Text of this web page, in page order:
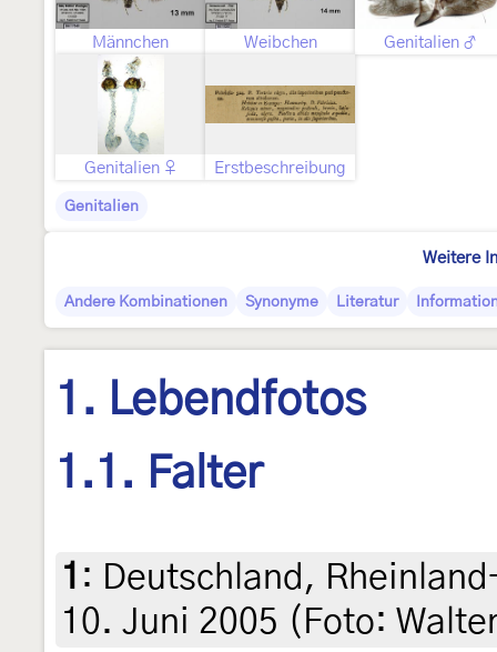
Männchen Weibchen Genitalien ♂
Genitalien ♀ Erstbeschreibung
Genitalien
Weitere
Andere Kombinationen Synonyme Literatur
1. Lebendfotos
1.1. Falter
1 : Deutschland,
10. Juni 2005 (Foto: